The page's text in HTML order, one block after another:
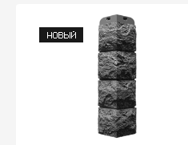
Металлические водосточные
системы
Чердачные лестницы